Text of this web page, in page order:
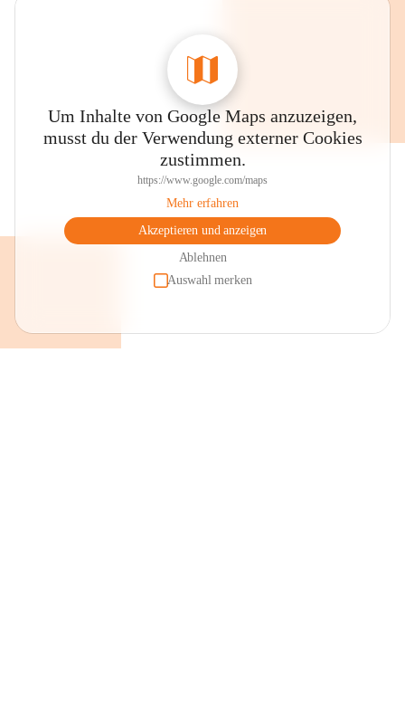
Um Inhalte von Google Maps anzuzeigen,
musst du der Verwendung externer Cookies
zustimmen.
https://www.google.com/maps
Mehr erfahren
Akzeptieren und anzeigen
Ablehnen
Auswahl merken